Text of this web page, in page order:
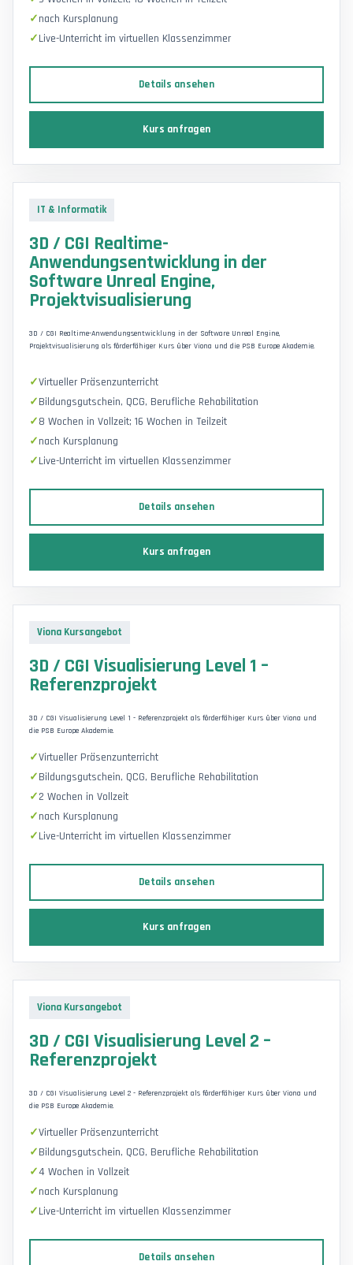
nach Kursplanung
Live-Unterricht im virtuellen Klassenzimmer
Details ansehen
Kurs anfragen
IT & Informatik
3D / CGI Realtime-
Anwendungsentwicklung in der
Software Unreal Engine,
Projektvisualisierung
3D / CGI Realtime-Anwendungsentwicklung in der Software Unreal Engine,
Projektvisualisierung als förderfähiger Kurs über Viona und die PSB Europe Akademie.
Virtueller Präsenzunterricht
Bildungsgutschein, QCG, Berufliche Rehabilitation
8 Wochen in Vollzeit; 16 Wochen in Teilzeit
nach Kursplanung
Live-Unterricht im virtuellen Klassenzimmer
Details ansehen
Kurs anfragen
Viona Kursangebot
3D / CGI Visualisierung Level 1 –
Referenzprojekt
3D / CGI Visualisierung Level 1 - Referenzprojekt als förderfähiger Kurs über Viona und
die PSB Europe Akademie.
Virtueller Präsenzunterricht
Bildungsgutschein, QCG, Berufliche Rehabilitation
2 Wochen in Vollzeit
nach Kursplanung
Live-Unterricht im virtuellen Klassenzimmer
Details ansehen
Kurs anfragen
Viona Kursangebot
3D / CGI Visualisierung Level 2 –
Referenzprojekt
3D / CGI Visualisierung Level 2 - Referenzprojekt als förderfähiger Kurs über Viona und
die PSB Europe Akademie.
Virtueller Präsenzunterricht
Bildungsgutschein, QCG, Berufliche Rehabilitation
4 Wochen in Vollzeit
nach Kursplanung
Live-Unterricht im virtuellen Klassenzimmer
Details ansehen